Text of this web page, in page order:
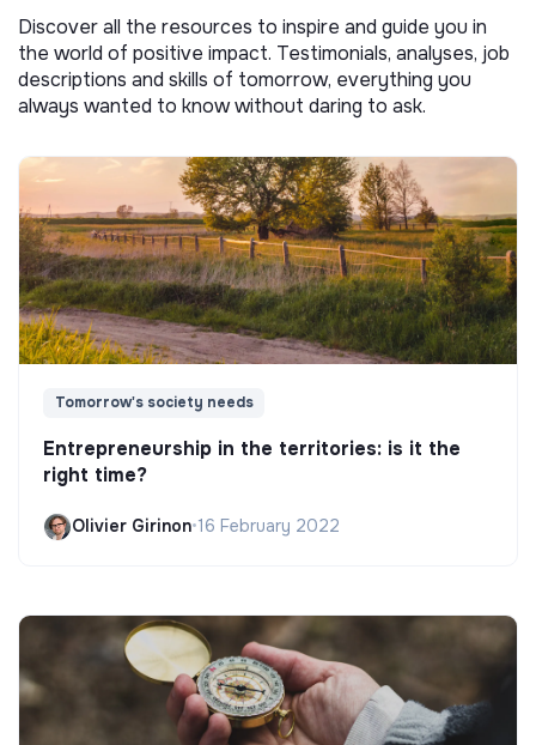
Discover all the resources to inspire and guide you in
the world of positive impact. Testimonials, analyses, job
descriptions and skills of tomorrow, everything you
always wanted to know without daring to ask.
Tomorrow's society needs
Entrepreneurship in the territories: is it the
right time?
Olivier Girinon•16 February 2022